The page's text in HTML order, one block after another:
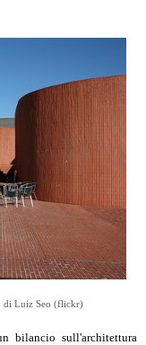
di Luiz Seo (flickr)
bilancio sull'architettura